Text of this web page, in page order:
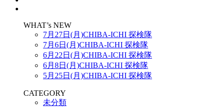
WHAT’s NEW
7月27日(月)CHIBA-ICHI 探検隊
7月6日(月)CHIBA-ICHI 探検隊
6月22日(月)CHIBA-ICHI 探検隊
6月8日(月)CHIBA-ICHI 探検隊
5月25日(月)CHIBA-ICHI 探検隊
CATEGORY
未分類